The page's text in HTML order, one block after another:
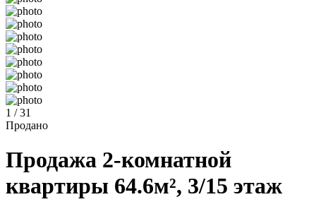
1 / 31
Продано
Продажа 2-комнатной
квартиры 64.6м², 3/15 этаж